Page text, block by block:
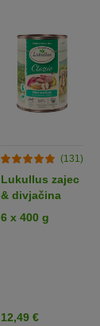
(131)
Lukullus zajec
& divjačina
6 x 400 g
12,49 €